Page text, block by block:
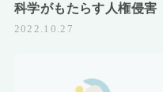
科学がもたらす人権侵害
2022.10.27